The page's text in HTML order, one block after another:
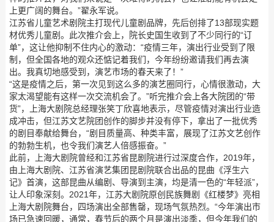
上更广阔的舞台。”翟永军说。
江苏省儿童艺术剧院主打现代儿童剧品牌，先后创排了13部现实题
材优秀儿童剧。此次推介会上，院长史国生收到了不少同行的“订
单”，这让他抑制不住内心的激动：“疫情三年，演出行业受到了限
制，但全国各地的观众还惦记着我们，今年纷纷邀请我们再去演
出。我真切地感受到，演艺市场的春天来了！”
“这是疫情之后，第一次见到这么多的演艺圈同行，心情很激动，大
家太渴望能有这样一次交流机会了。”听完推介会上各大院团的“带
货”，上海大剧院总经理张笑丁欣喜地表示，尽管疫情对演出行业造
成冲击，但江苏文艺院团创作的脚步并没有停下，拿出了一批优秀
的剧目奉献给舞台，“剧目质量高、种类丰富，展现了江苏文艺创作
的勃勃生机，也令我们演艺人倍感振奋。”
此前，上海大剧院曾经和江苏省昆剧院进行过深度合作，2019年，
由上海大剧院、江苏省演艺集团昆剧院联合出品的昆曲《浮生六
记》首演，这部昆曲从编剧、导演到主演，均是清一色的“年轻派”，
让人印象深刻。2021年，江苏大剧院原创民族舞剧《红楼梦》亮相
上海大剧院舞台，四场演出全部售罄，现场气氛热烈。“今年演出市
场已急速回暖，通常，春节后的两个月是演出淡季，但今年我们的